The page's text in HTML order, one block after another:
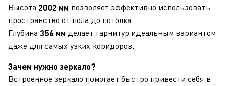
Высота 2002 мм позволяет эффективно использовать
пространство от пола до потолка.
Глубина 356 мм делает гарнитур идеальным вариантом
даже для самых узких коридоров.
Зачем нужно зеркало?
Встроенное зеркало помогает быстро привести себя в